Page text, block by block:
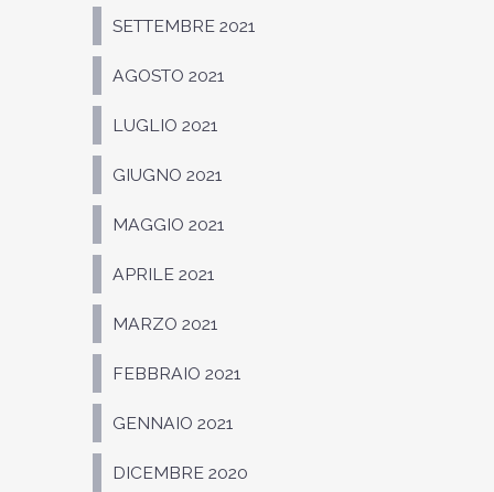
SETTEMBRE 2021
AGOSTO 2021
LUGLIO 2021
GIUGNO 2021
MAGGIO 2021
APRILE 2021
MARZO 2021
FEBBRAIO 2021
GENNAIO 2021
DICEMBRE 2020